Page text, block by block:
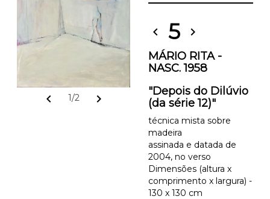
chevron_left 1/2 chevron_right
chevron_left 5 chevron_right
MÁRIO RITA -
NASC. 1958
"Depois do Dilúvio
(da série 12)"
técnica mista sobre
madeira
assinada e datada de
2004, no verso
Dimensões (altura x
comprimento x largura) -
130 x 130 cm